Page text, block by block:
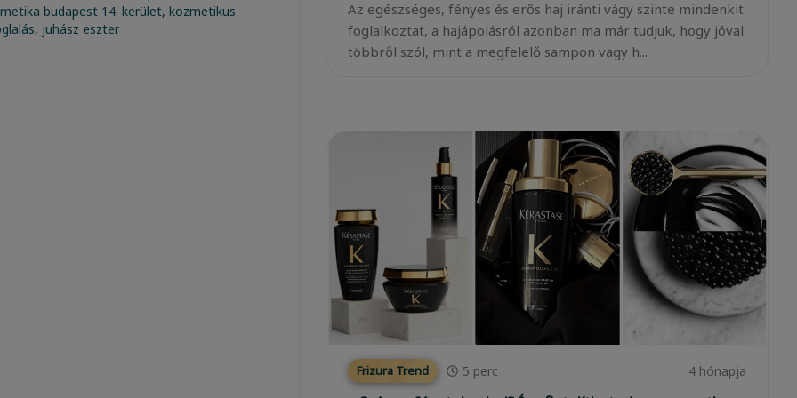
Az egészséges, fényes és erős haj iránti vágy szinte mindenkit
foglalkoztat, a hajápolásról azonban ma már tudjuk, hogy jóval
többről szól, mint a megfelelő sampon vagy h...
Frizura Trend 5 perc 4 hónapja